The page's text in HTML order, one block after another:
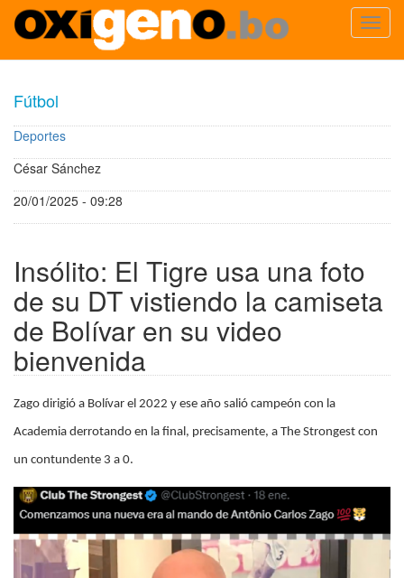
contenido
principal
Fútbol
Deportes
César Sánchez
20/01/2025 - 09:28
Insólito: El Tigre usa una foto
de su DT vistiendo la camiseta
de Bolívar en su video
bienvenida
Zago dirigió a Bolívar el 2022 y ese año salió campeón con la
Academia derrotando en la final, precisamente, a The Strongest con
un contundente 3 a 0.